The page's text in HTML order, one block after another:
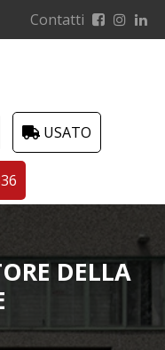
Contatti
USATO
DELLA